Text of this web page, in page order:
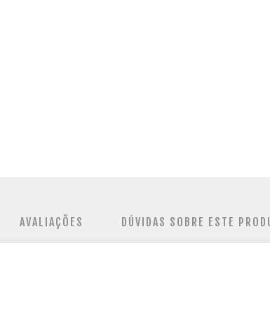
AVALIAÇÕES DÚVIDAS SOBRE ESTE